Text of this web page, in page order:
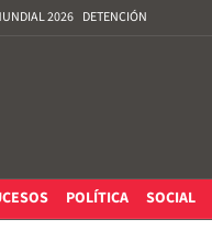
2026 DETENCIÓN
POLÍTICA SOCIAL